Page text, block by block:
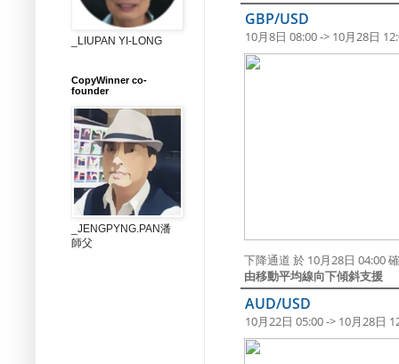
GBP/USD
10月8日 08:00 -> 10月28日
下降通道 於 10月28日 04:00
由移動平均線向下傾斜支援
AUD/USD
10月22日 05:00 -> 10月28日
_LIUPAN YI-LONG
CopyWinner co-
founder
_JENGPYNG.PAN潘
師父